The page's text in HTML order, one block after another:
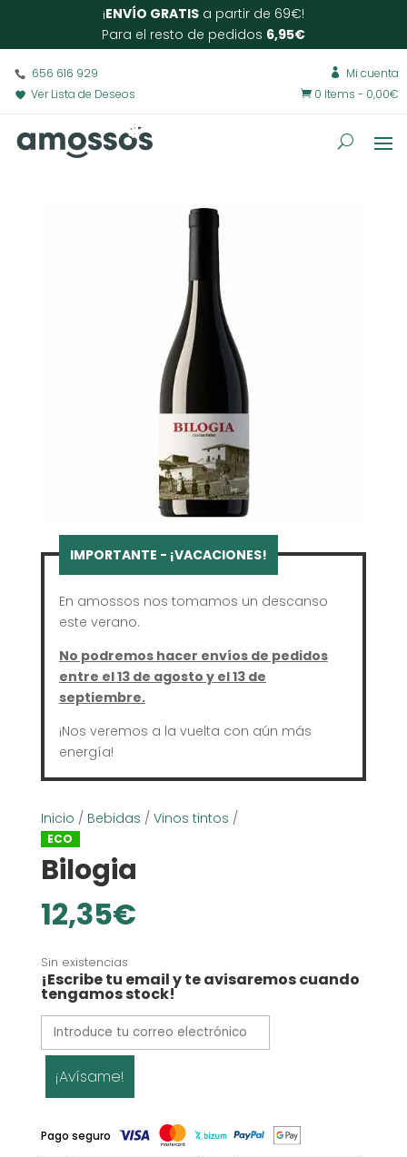
¡ENVÍO GRATIS a partir de 69€!
Para el resto de pedidos 6,95€
656 616 929
Ver Lista de Deseos
 Mi cuenta
 0 Items - 0,00€
En amossos nos tomamos un descanso
este verano.
No podremos hacer envíos de pedidos
entre el 13 de agosto y el 13 de
septiembre.
¡Nos veremos a la vuelta con aún más
energía!
Inicio / Bebidas / Vinos tintos /
ECO
Bilogia
12,35€
Sin existencias
¡Escribe tu email y te avisaremos cuando
tengamos stock!
¡Avísame!
Pago seguro